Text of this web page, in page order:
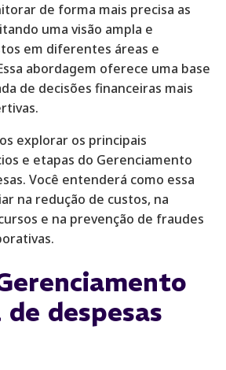
de forma mais precisa as
uma visão ampla e
em diferentes áreas e
abordagem oferece uma base
de decisões financeiras mais
explorar os principais
e etapas do Gerenciamento
Você entenderá como essa
na redução de custos, na
e na prevenção de fraudes
despesas